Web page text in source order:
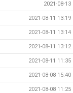
2021-08-13
2021-08-11 13:19
2021-08-11 13:14
2021-08-11 13:12
2021-08-11 11:35
2021-08-08 15:40
2021-08-08 11:25